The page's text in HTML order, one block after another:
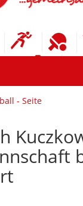
- Seite